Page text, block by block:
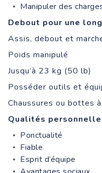
Manipuler des
Debout pour une
Assis, debout et
Poids manipulé
Jusqu’à 23 kg (50 lb)
Posséder outils et
Chaussures ou bottes
Qualités
Ponctualité
Fiable
Esprit d’équipe